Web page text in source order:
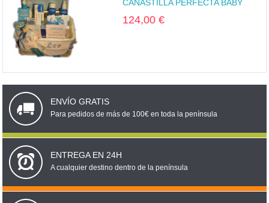
CANASTILLA PERFECTA BABY
124,00 €
ENVÍO GRATIS
Para pedidos de más de 100€ en toda la península
ENTREGA EN 24H
A cualquier destino dentro de la península